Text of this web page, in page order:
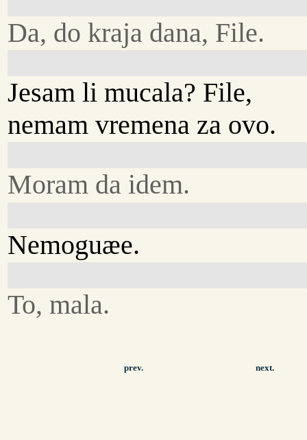
Da, do kraja dana, File.
Jesam li mucala? File,
nemam vremena za ovo.
Moram da idem.
Nemoguæe.
To, mala.
prev. next.